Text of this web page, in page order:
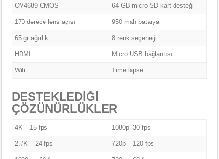
OV4689 CMOS 64 GB micro SD kart desteği
170 derece lens açısı 950 mah batarya
65 gr ağırlık 8 renk seçeneği
HDMI Micro USB bağlantısı
Wifi Time lapse
DESTEKLEDİĞİ
ÇÖZÜNÜRLÜKLER
4K – 15 fps 1080p -30 fps
2.7K – 24 fps 720p – 120 fps